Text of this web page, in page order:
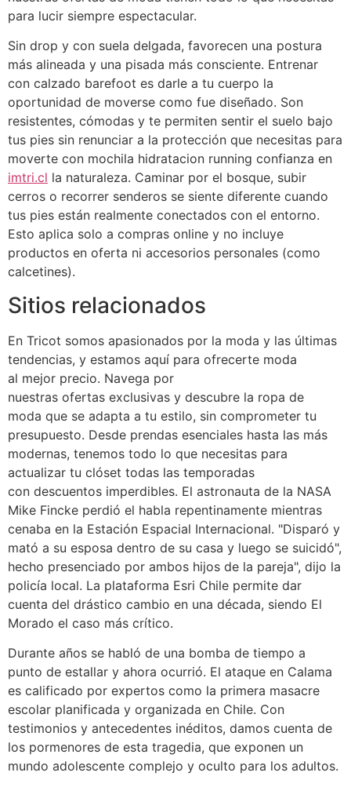
para lucir siempre espectacular.
Sin drop y con suela delgada, favorecen una postura
más alineada y una pisada más consciente. Entrenar
con calzado barefoot es darle a tu cuerpo la
oportunidad de moverse como fue diseñado. Son
resistentes, cómodas y te permiten sentir el suelo bajo
tus pies sin renunciar a la protección que necesitas para
moverte con mochila hidratacion running confianza en
imtri.cl la naturaleza. Caminar por el bosque, subir
cerros o recorrer senderos se siente diferente cuando
tus pies están realmente conectados con el entorno.
Esto aplica solo a compras online y no incluye
productos en oferta ni accesorios personales (como
calcetines).
Sitios relacionados
En Tricot somos apasionados por la moda y las últimas
tendencias, y estamos aquí para ofrecerte moda
al mejor precio. Navega por
nuestras ofertas exclusivas y descubre la ropa de
moda que se adapta a tu estilo, sin comprometer tu
presupuesto. Desde prendas esenciales hasta las más
modernas, tenemos todo lo que necesitas para
actualizar tu clóset todas las temporadas
con descuentos imperdibles. El astronauta de la NASA
Mike Fincke perdió el habla repentinamente mientras
cenaba en la Estación Espacial Internacional. "Disparó y
mató a su esposa dentro de su casa y luego se suicidó",
hecho presenciado por ambos hijos de la pareja", dijo la
policía local. La plataforma Esri Chile permite dar
cuenta del drástico cambio en una década, siendo El
Morado el caso más crítico.
Durante años se habló de una bomba de tiempo a
punto de estallar y ahora ocurrió. El ataque en Calama
es calificado por expertos como la primera masacre
escolar planificada y organizada en Chile. Con
testimonios y antecedentes inéditos, damos cuenta de
los pormenores de esta tragedia, que exponen un
mundo adolescente complejo y oculto para los adultos.